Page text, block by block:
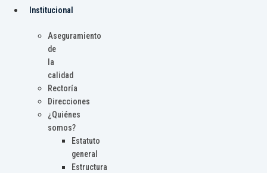
Institucional
Aseguramiento
de
la
calidad
Rectoría
Direcciones
¿Quiénes
somos?
Estatuto
general
Estructura